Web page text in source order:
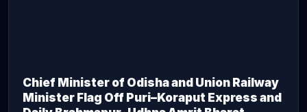
Chief Minister of Odisha and Union Railway
Minister Flag Off Puri–Koraput Express and